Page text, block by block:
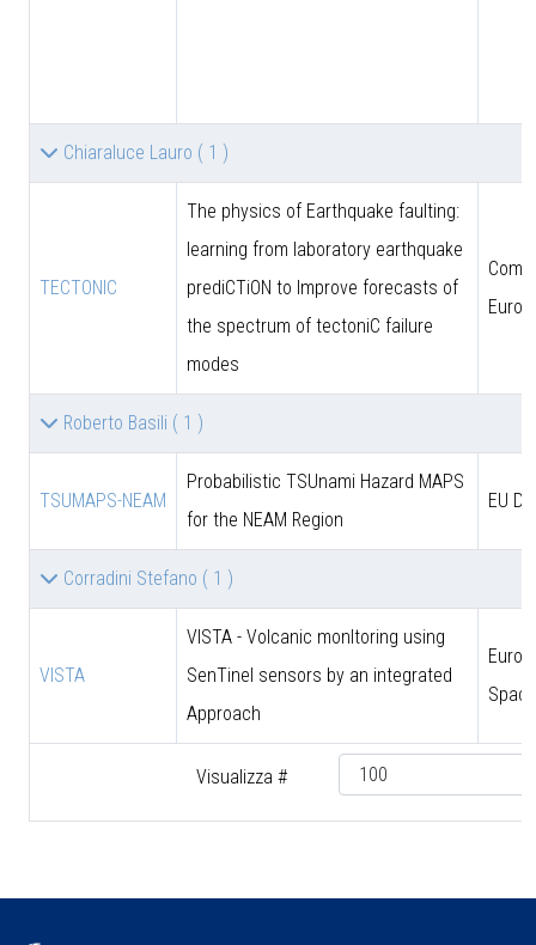
Visualizza #
Chiaraluce Lauro ( 1 )
TECTONIC
The physics of Earthquake faulting:
learning from laboratory earthquake
prediCTiON to Improve forecasts of
the spectrum of tectoniC failure
modes
Roberto Basili ( 1 )
TSUMAPS-NEAM
Probabilistic TSUnami Hazard MAPS
for the NEAM Region
EU
Corradini Stefano ( 1 )
VISTA
VISTA - Volcanic monItoring using
SenTinel sensors by an integrated
Approach